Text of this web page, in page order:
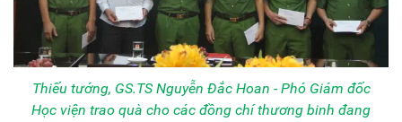
Thiếu tướng, GS.TS Nguyễn Đắc Hoan - Phó Giám đốc
Học viện trao quà cho các đồng chí thương binh đang